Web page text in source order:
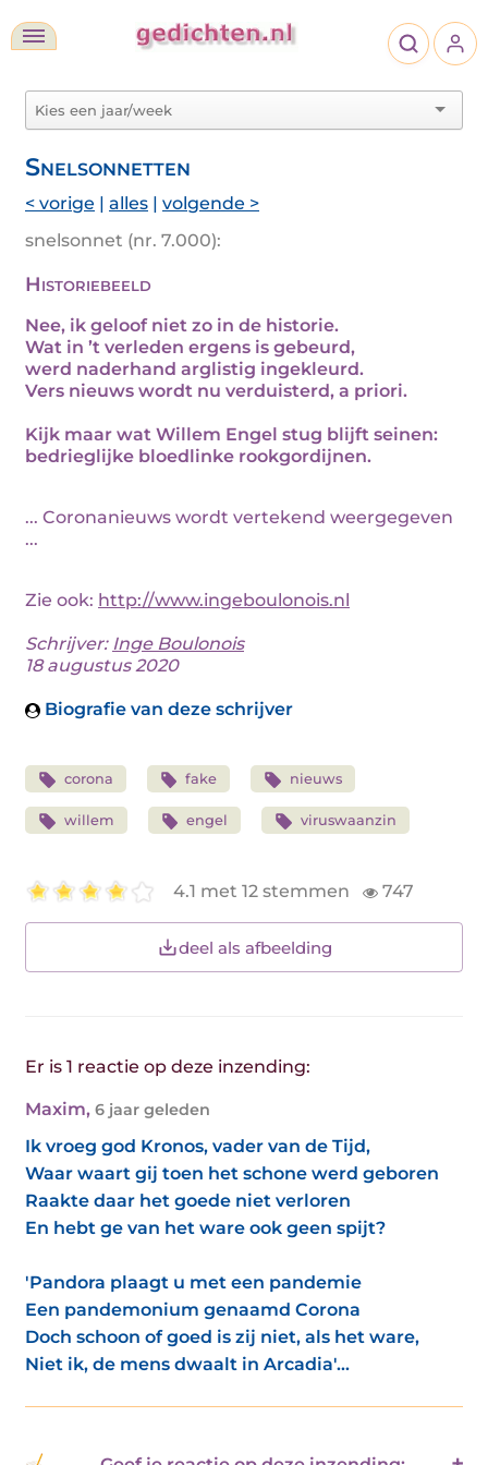
Snelsonnetten
< vorige | alles | volgende >
snelsonnet (nr. 7.000):
Historiebeeld
Nee, ik geloof niet zo in de historie.
Wat in ’t verleden ergens is gebeurd,
werd naderhand arglistig ingekleurd.
Vers nieuws wordt nu verduisterd, a priori.
Kijk maar wat Willem Engel stug blijft seinen:
bedrieglijke bloedlinke rookgordijnen.
... Coronanieuws wordt vertekend weergegeven
...
Zie ook: http://www.ingeboulonois.nl
Schrijver: Inge Boulonois
18 augustus 2020
Biografie van deze schrijver
corona fake nieuws
willem engel viruswaanzin
4.1 met 12 stemmen 747
deel als afbeelding
Er is 1 reactie op deze inzending:
Maxim, 6 jaar geleden
Ik vroeg god Kronos, vader van de Tijd,
Waar waart gij toen het schone werd geboren
Raakte daar het goede niet verloren
En hebt ge van het ware ook geen spijt?
'Pandora plaagt u met een pandemie
Een pandemonium genaamd Corona
Doch schoon of goed is zij niet, als het ware,
Niet ik, de mens dwaalt in Arcadia'...